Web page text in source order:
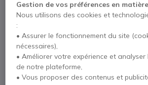
Points Forts
Écouteur contour d'oreille transparent
Micro cravate avec pince
Fonctionne en PTT "Push to Talk"
Compatible avec Motorola : T62/T72/
T5022, T5422, T5622, T5022, XTR446,
Compatible Cleyver Talk 54
Afficher plus
Gestion de vos préférences en
Nous utilisons des cookies et
:
• Assurer le fonctionnement du site
nécessaires),
• Améliorer votre expérience et
de notre plateforme,
• Vous proposer des contenus et